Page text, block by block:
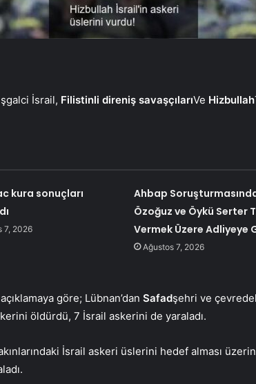
İsrail, Filistinli direniş savaşçılarıVe Hizbullah
kura sonuçları
7, 2026
Ahbap
Özoğuz ve Öykü Serter
Vermek Üzere Adliyeye
Ağustos 7, 2026
göre; Lübnan’dan Safadşehri ve
öldürdü, 7 İsrail askerini de yaraladı.
İsrail askeri üslerini hedef alması